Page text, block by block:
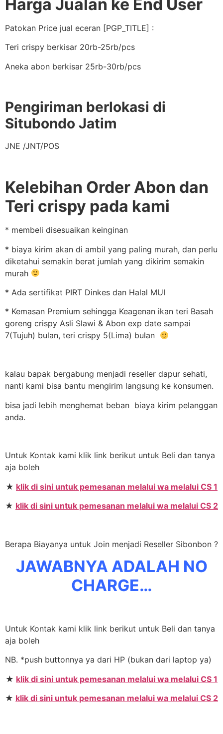
Harga Jualan ke End User
Patokan Price jual eceran [PGP_TITLE] :
Teri crispy berkisar 20rb-25rb/pcs
Aneka abon berkisar 25rb-30rb/pcs
Pengiriman berlokasi di
Situbondo Jatim
JNE /JNT/POS
Kelebihan Order Abon dan
Teri crispy pada kami
* membeli disesuaikan keinginan
* biaya kirim akan di ambil yang paling murah, dan perlu
diketahui semakin berat jumlah yang dikirim semakin
murah
* Ada sertifikat PIRT Dinkes dan Halal MUI
* Kemasan Premium sehingga Keagenan ikan teri Basah
goreng crispy Asli Slawi & Abon exp date sampai
7(Tujuh) bulan, teri crispy 5(Lima) bulan
kalau bapak bergabung menjadi reseller dapur sehati,
nanti kami bisa bantu mengirim langsung ke konsumen.
bisa jadi lebih menghemat beban biaya kirim pelanggan
anda.
Untuk Kontak kami klik link berikut untuk Beli dan tanya
aja boleh
★ klik di sini untuk pemesanan melalui wa melalui CS 1
★ klik di sini untuk pemesanan melalui wa melalui CS 2
Berapa Biayanya untuk Join menjadi Reseller Sibonbon ?
JAWABNYA ADALAH NO
CHARGE…
Untuk Kontak kami klik link berikut untuk Beli dan tanya
aja boleh
NB. *push buttonnya ya dari HP (bukan dari laptop ya)
★ klik di sini untuk pemesanan melalui wa melalui CS 1
★ klik di sini untuk pemesanan melalui wa melalui CS 2